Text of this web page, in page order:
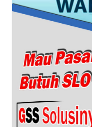
JAKARTA
WN
BANTEN
WN
NTT